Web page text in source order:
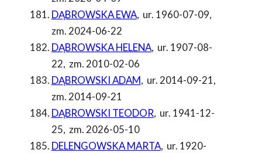
DĄBROWSKA EWA, ur. 1960-07-09,
zm. 2024-06-22
DĄBROWSKA HELENA, ur. 1907-08-
22, zm. 2010-02-06
DĄBROWSKI ADAM, ur. 2014-09-21,
zm. 2014-09-21
DĄBROWSKI TEODOR, ur. 1941-12-
25, zm. 2026-05-10
DELENGOWSKA MARTA, ur. 1920-